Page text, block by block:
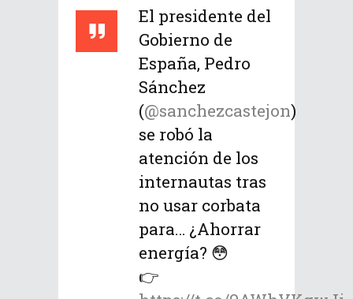
El presidente del
Gobierno de
España, Pedro
Sánchez
(@sanchezcastejon)
se robó la
atención de los
internautas tras
no usar corbata
para… ¿Ahorrar
energía? 😳
👉